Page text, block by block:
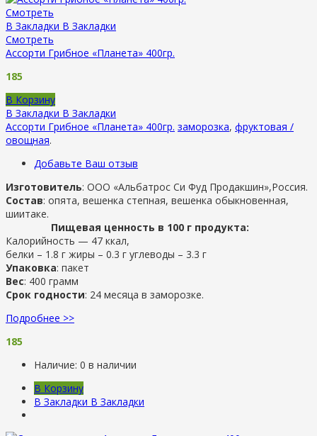
Смотреть
В Закладки В Закладки
Смотреть
Ассорти Грибное «Планета» 400гр.
185
В Корзину
В Закладки В Закладки
Ассорти Грибное «Планета» 400гр. заморозка, фруктовая /
овощная.
Добавьте Ваш отзыв
Изготовитель: ООО «Альбатрос Си Фуд Продакшин»,Россия.
Состав: опята, вешенка степная, вешенка обыкновенная,
шиитаке.
Пищевая ценность в 100 г продукта:
Калорийность — 47 ккал,
белки – 1.8 г жиры – 0.3 г углеводы – 3.3 г
Упаковка: пакет
Вес: 400 грамм
Срок годности: 24 месяца в заморозке.
Подробнее >>
185
Наличие: 0 в наличии
В Корзину
В Закладки В Закладки